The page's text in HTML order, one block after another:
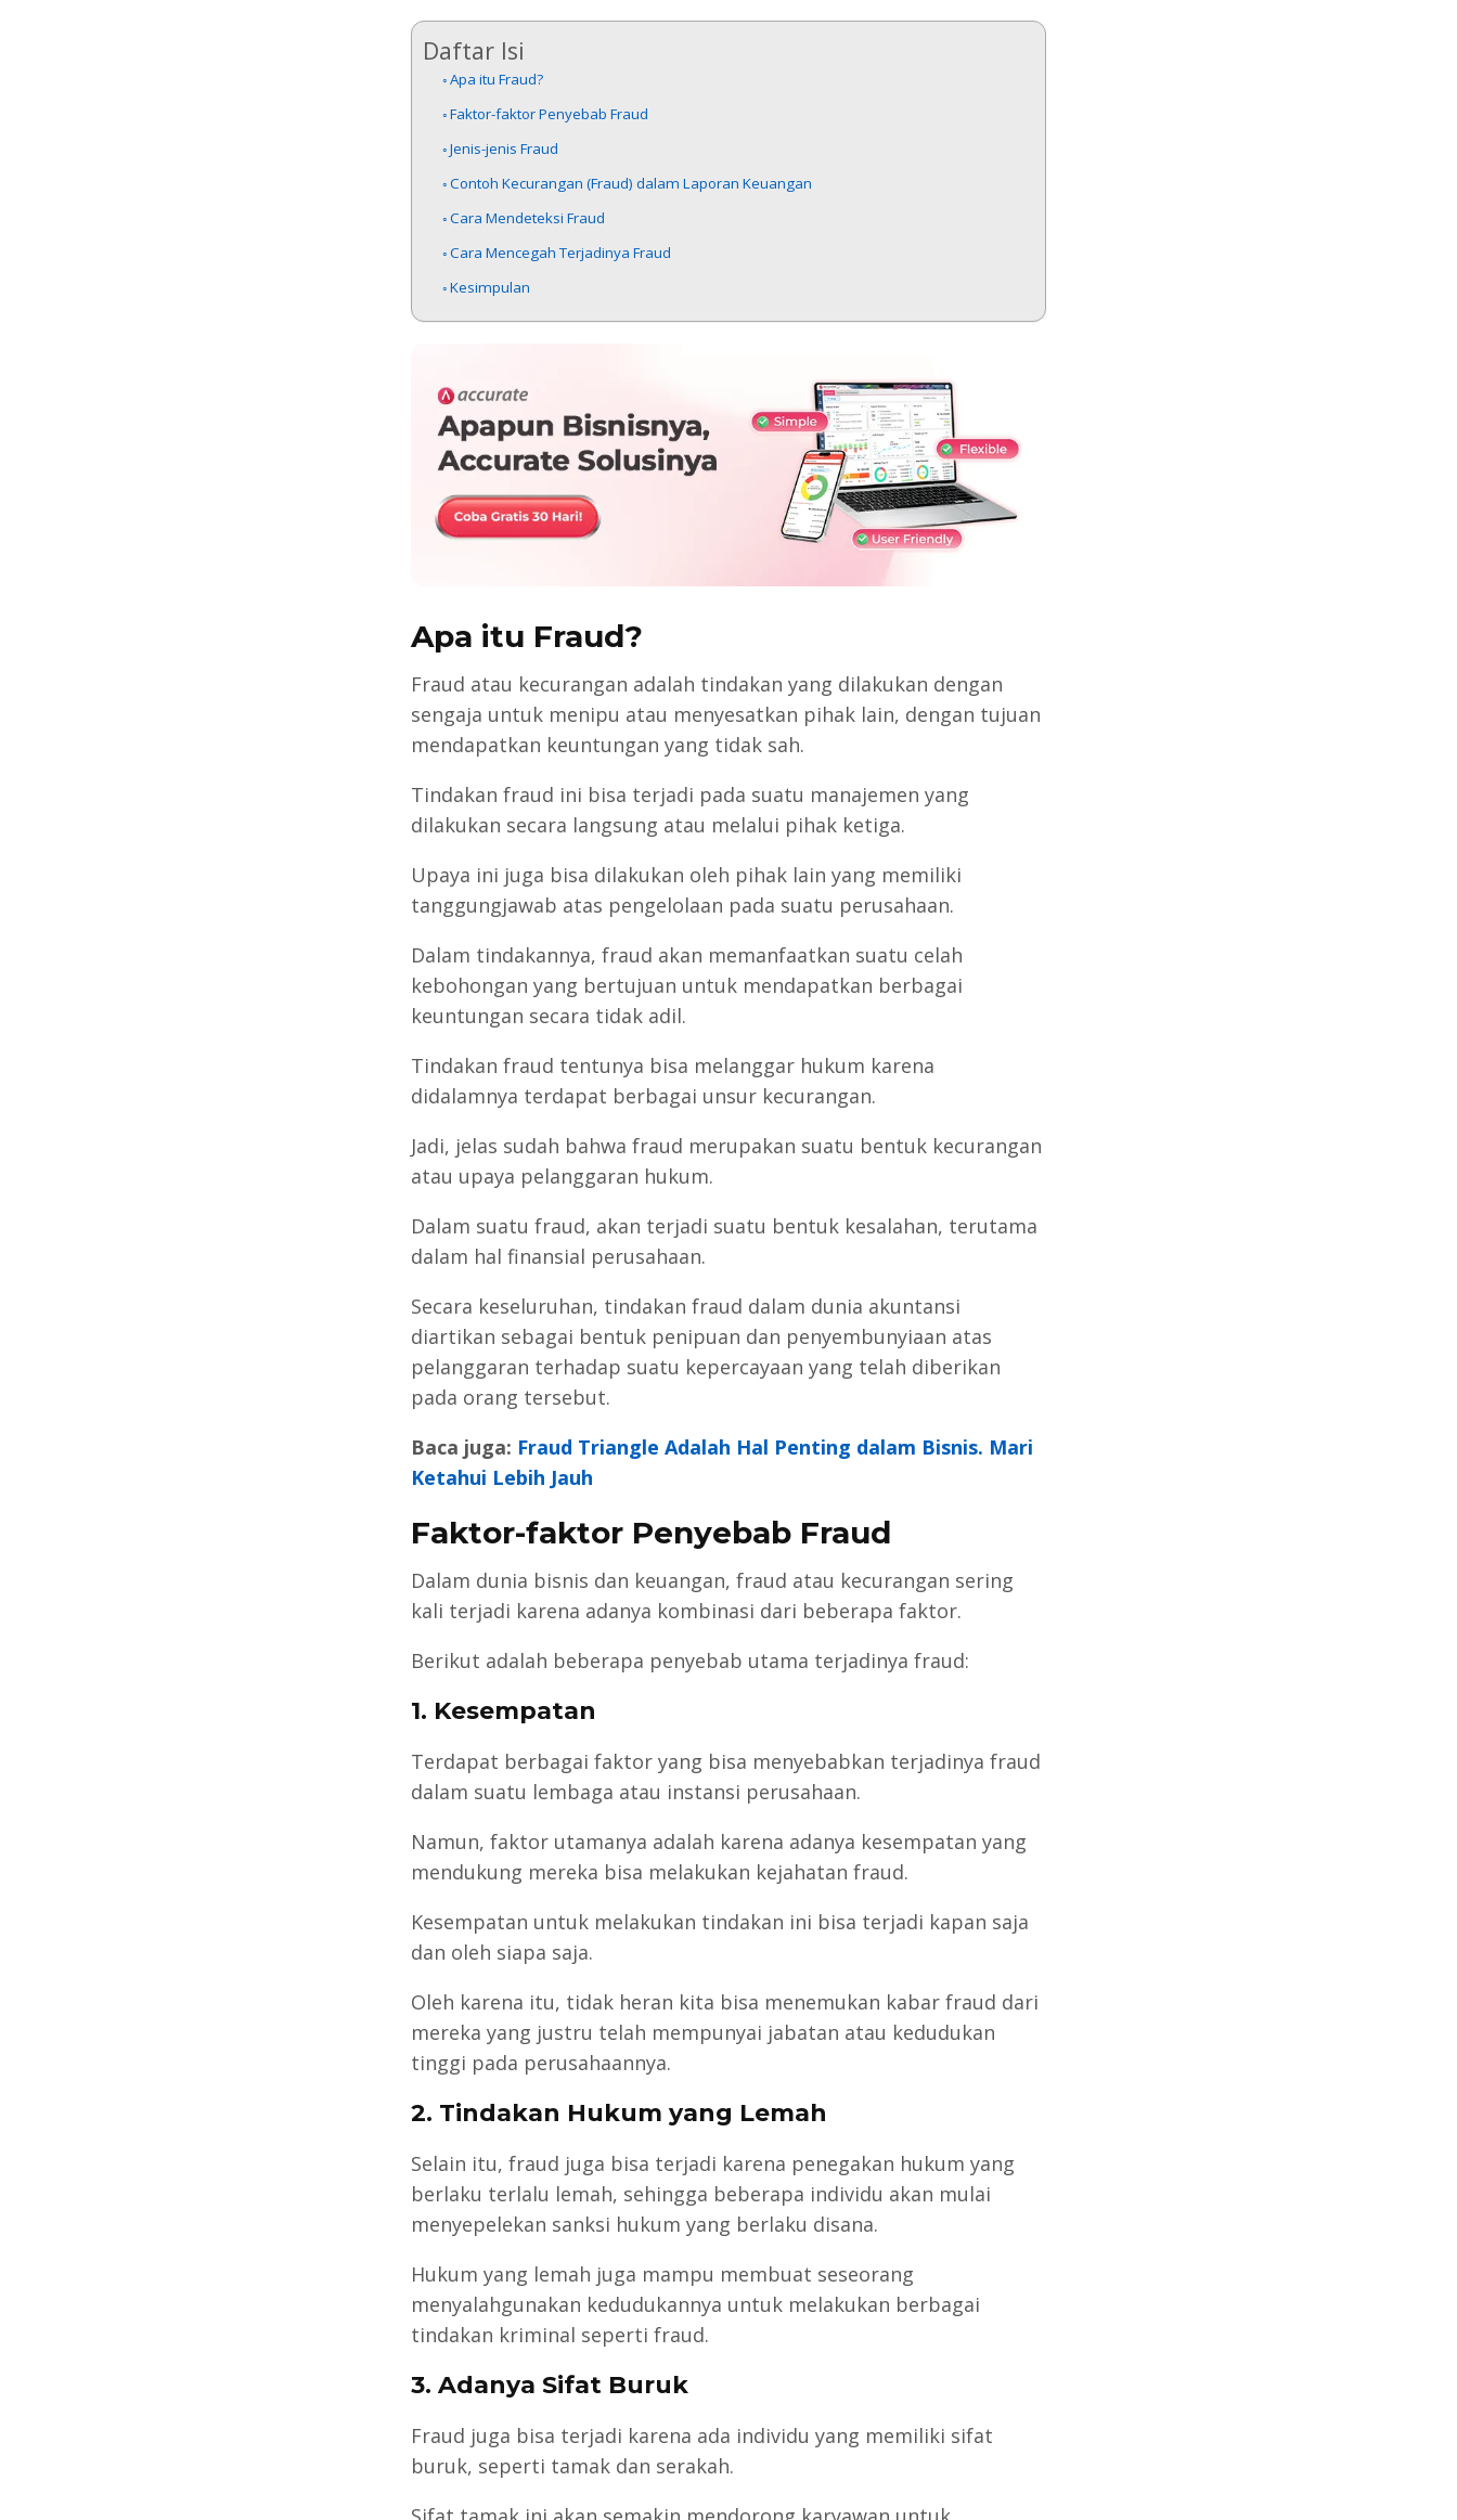
Daftar Isi
Apa itu Fraud?
Faktor-faktor Penyebab Fraud
Jenis-jenis Fraud
Contoh Kecurangan (Fraud) dalam Laporan Keuangan
Cara Mendeteksi Fraud
Cara Mencegah Terjadinya Fraud
Kesimpulan
Apa itu Fraud?
Fraud atau kecurangan adalah tindakan yang dilakukan dengan
sengaja untuk menipu atau menyesatkan pihak lain, dengan tujuan
mendapatkan keuntungan yang tidak sah.
Tindakan fraud ini bisa terjadi pada suatu manajemen yang
dilakukan secara langsung atau melalui pihak ketiga.
Upaya ini juga bisa dilakukan oleh pihak lain yang memiliki
tanggungjawab atas pengelolaan pada suatu perusahaan.
Dalam tindakannya, fraud akan memanfaatkan suatu celah
kebohongan yang bertujuan untuk mendapatkan berbagai
keuntungan secara tidak adil.
Tindakan fraud tentunya bisa melanggar hukum karena
didalamnya terdapat berbagai unsur kecurangan.
Jadi, jelas sudah bahwa fraud merupakan suatu bentuk kecurangan
atau upaya pelanggaran hukum.
Dalam suatu fraud, akan terjadi suatu bentuk kesalahan, terutama
dalam hal finansial perusahaan.
Secara keseluruhan, tindakan fraud dalam dunia akuntansi
diartikan sebagai bentuk penipuan dan penyembunyiaan atas
pelanggaran terhadap suatu kepercayaan yang telah diberikan
pada orang tersebut.
Baca juga: Fraud Triangle Adalah Hal Penting dalam Bisnis. Mari
Ketahui Lebih Jauh
Faktor-faktor Penyebab Fraud
Dalam dunia bisnis dan keuangan, fraud atau kecurangan sering
kali terjadi karena adanya kombinasi dari beberapa faktor.
Berikut adalah beberapa penyebab utama terjadinya fraud:
1. Kesempatan
Terdapat berbagai faktor yang bisa menyebabkan terjadinya fraud
dalam suatu lembaga atau instansi perusahaan.
Namun, faktor utamanya adalah karena adanya kesempatan yang
mendukung mereka bisa melakukan kejahatan fraud.
Kesempatan untuk melakukan tindakan ini bisa terjadi kapan saja
dan oleh siapa saja.
Oleh karena itu, tidak heran kita bisa menemukan kabar fraud dari
mereka yang justru telah mempunyai jabatan atau kedudukan
tinggi pada perusahaannya.
2. Tindakan Hukum yang Lemah
Selain itu, fraud juga bisa terjadi karena penegakan hukum yang
berlaku terlalu lemah, sehingga beberapa individu akan mulai
menyepelekan sanksi hukum yang berlaku disana.
Hukum yang lemah juga mampu membuat seseorang
menyalahgunakan kedudukannya untuk melakukan berbagai
tindakan kriminal seperti fraud.
3. Adanya Sifat Buruk
Fraud juga bisa terjadi karena ada individu yang memiliki sifat
buruk, seperti tamak dan serakah.